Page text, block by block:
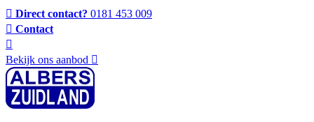
Direct contact? 0181 453 009
Contact
Bekijk ons aanbod